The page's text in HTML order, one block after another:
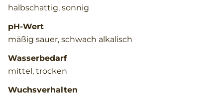
halbschattig, sonnig
pH-Wert
mäßig sauer, schwach alkalisch
Wasserbedarf
mittel, trocken
Wuchsverhalten